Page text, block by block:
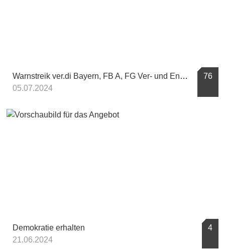
Warnstreik ver.di Bayern, FB A, FG Ver- und Entsorgung
05.07.2024
76
Demokratie erhalten
21.06.2024
4